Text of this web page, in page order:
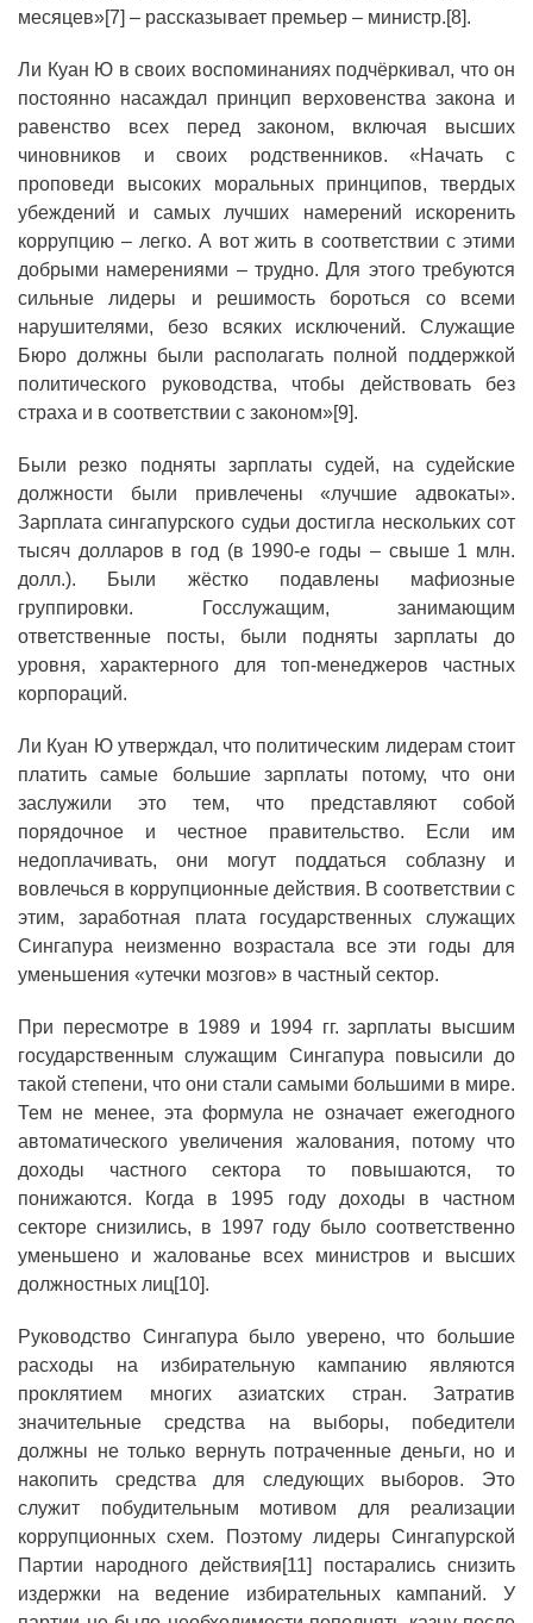
месяцев»[7] – рассказывает премьер – министр.[8].
Ли Куан Ю в своих воспоминаниях подчёркивал, что он
постоянно насаждал принцип верховенства закона и
равенство всех перед законом, включая высших
чиновников и своих родственников. «Начать с
проповеди высоких моральных принципов, твердых
убеждений и самых лучших намерений искоренить
коррупцию – легко. А вот жить в соответствии с этими
добрыми намерениями – трудно. Для этого требуются
сильные лидеры и решимость бороться со всеми
нарушителями, безо всяких исключений. Служащие
Бюро должны были располагать полной поддержкой
политического руководства, чтобы действовать без
страха и в соответствии с законом»[9].
Были резко подняты зарплаты судей, на судейские
должности были привлечены «лучшие адвокаты».
Зарплата сингапурского судьи достигла нескольких сот
тысяч долларов в год (в 1990-е годы – свыше 1 млн.
долл.). Были жёстко подавлены мафиозные
группировки. Госслужащим, занимающим
ответственные посты, были подняты зарплаты до
уровня, характерного для топ-менеджеров частных
корпораций.
Ли Куан Ю утверждал, что политическим лидерам стоит
платить самые большие зарплаты потому, что они
заслужили это тем, что представляют собой
порядочное и честное правительство. Если им
недоплачивать, они могут поддаться соблазну и
вовлечься в коррупционные действия. В соответствии с
этим, заработная плата государственных служащих
Сингапура неизменно возрастала все эти годы для
уменьшения «утечки мозгов» в частный сектор.
При пересмотре в 1989 и 1994 гг. зарплаты высшим
государственным служащим Сингапура повысили до
такой степени, что они стали самыми большими в мире.
Тем не менее, эта формула не означает ежегодного
автоматического увеличения жалования, потому что
доходы частного сектора то повышаются, то
понижаются. Когда в 1995 году доходы в частном
секторе снизились, в 1997 году было соответственно
уменьшено и жалованье всех министров и высших
должностных лиц[10].
Руководство Сингапура было уверено, что большие
расходы на избирательную кампанию являются
проклятием многих азиатских стран. Затратив
значительные средства на выборы, победители
должны не только вернуть потраченные деньги, но и
накопить средства для следующих выборов. Это
служит побудительным мотивом для реализации
коррупционных схем. Поэтому лидеры Сингапурской
Партии народного действия[11] постарались снизить
издержки на ведение избирательных кампаний. У